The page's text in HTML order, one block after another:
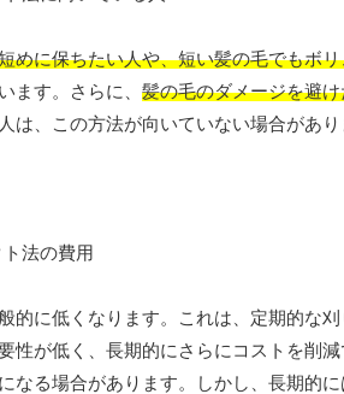
めに保ちたい人や、短い髪の毛でもボ
ます。さらに、 髪の毛のダメージを避
、この方法が向いていない場合があり
的に低くなります。これは、定期的な
性が低く、長期的にさらにコストを削
なる場合があります。しかし、長期的